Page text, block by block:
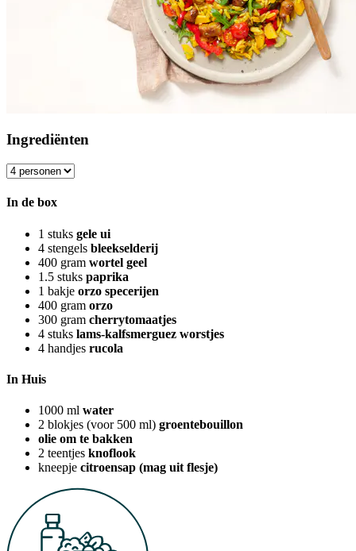
Ingrediënten
In de box
1 stuks gele ui
4 stengels bleekselderij
400 gram wortel geel
1.5 stuks paprika
1 bakje orzo specerijen
400 gram orzo
300 gram cherrytomaatjes
4 stuks lams-kalfsmerguez worstjes
4 handjes rucola
In Huis
1000 ml water
2 blokjes (voor 500 ml) groentebouillon
olie om te bakken
2 teentjes knoflook
kneepje citroensap (mag uit flesje)